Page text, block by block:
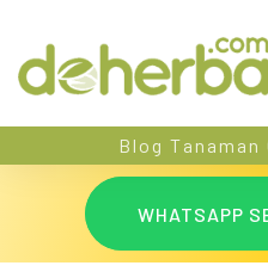
Blog
WHATSAPP